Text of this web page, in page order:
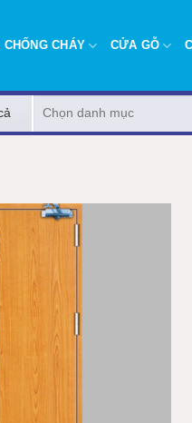
CHỐNG CHÁY CỬA GỖ
kiếm: